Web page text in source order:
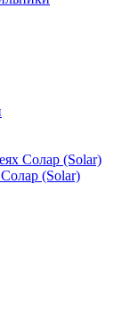
Солар (Solar)
(Solar)